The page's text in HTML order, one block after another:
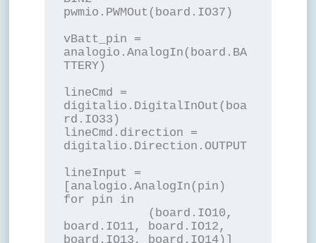
pwmio.PWMOut(board.IO37)
vBatt_pin =
analogio.AnalogIn(board.BA
TTERY)
lineCmd =
digitalio.DigitalInOut(boa
rd.IO33)
lineCmd.direction =
digitalio.Direction.OUTPUT
lineInput =
[analogio.AnalogIn(pin)
for pin in
board.IO11, board.IO12,
board.IO13, board.IO14)]